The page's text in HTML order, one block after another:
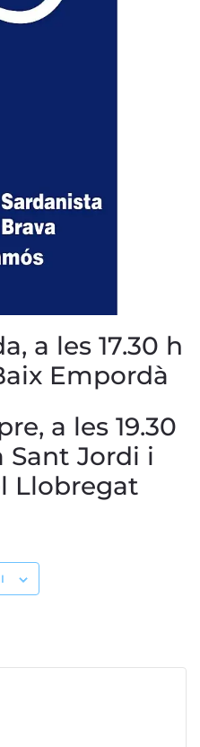
a les 17.30 h
Empordà
a les 19.30
Sant Jordi i
Llobregat